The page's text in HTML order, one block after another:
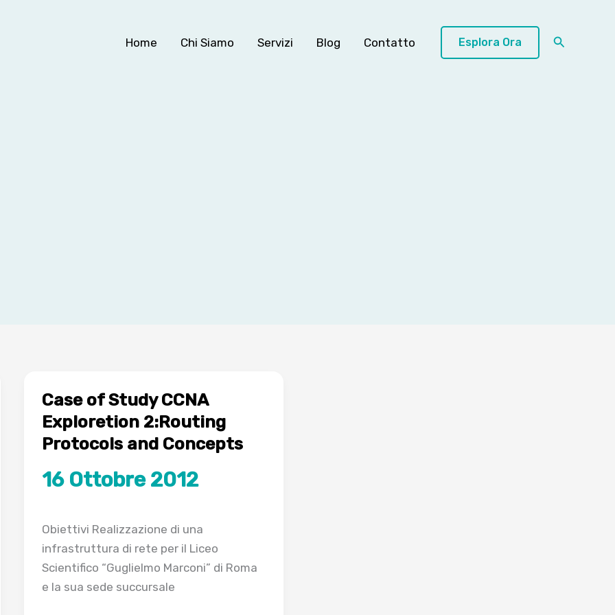
Home Chi Siamo Servizi Blog Contatto Esplora Ora Cerca
Case of Study CCNA
Exploretion 2:Routing
Protocols and Concepts
16 Ottobre 2012
Obiettivi Realizzazione di una
infrastruttura di rete per il Liceo
Scientifico “Guglielmo Marconi” di Roma
e la sua sede succursale